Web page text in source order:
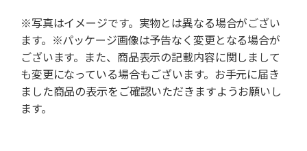
※写真はイメージです。実物とは異なる場合がござい
ます。※パッケージ画像は予告なく変更となる場合が
ございます。また、商品表示の記載内容に関しまして
も変更になっている場合もございます。お手元に届き
ました商品の表示をご確認いただきますようお願いし
ます。